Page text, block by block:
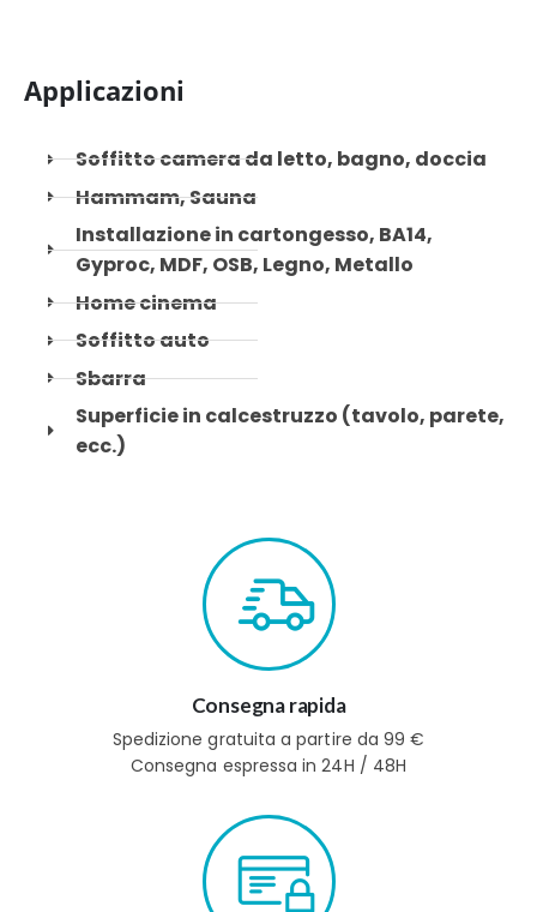
Applicazioni
Soffitto camera da letto, bagno, doccia
Hammam, Sauna
Installazione in cartongesso, BA14,
Gyproc, MDF, OSB, Legno, Metallo
Home cinema
Soffitto auto
Sbarra
Superficie in calcestruzzo (tavolo, parete,
ecc.)
Consegna rapida
Spedizione gratuita a partire da 99 €
Consegna espressa in 24H / 48H